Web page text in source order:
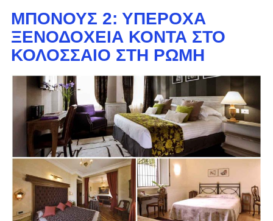
ΜΠΌΝΟΥΣ 2: ΥΠΈΡΟΧΑ
ΞΕΝΟΔΟΧΕΊΑ ΚΟΝΤΆ ΣΤΟ
ΚΟΛΟΣΣΑΊΟ ΣΤΗ ΡΏΜΗ